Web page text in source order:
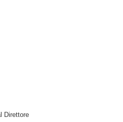
Direttore